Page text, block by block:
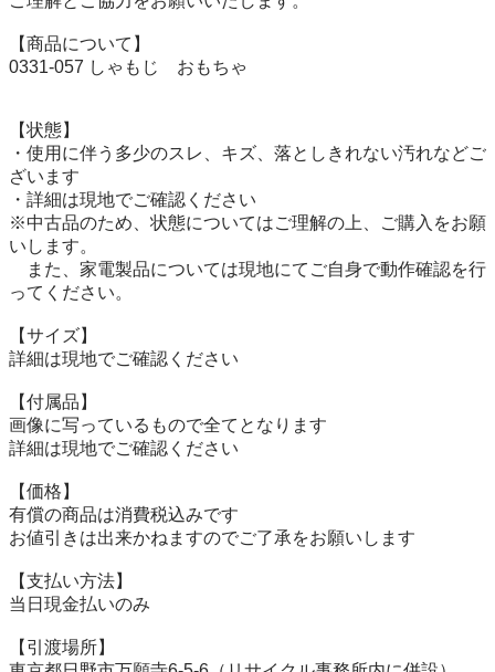
【商品について】
0331-057 しゃもじ　おもちゃ
【状態】
・使用に伴う多少のスレ、キズ、落としきれない汚れなどご
ざいます
・詳細は現地でご確認ください
※中古品のため、状態についてはご理解の上、ご購入をお願
いします。
また、家電製品については現地にてご自身で動作確認を行
ってください。
【サイズ】
詳細は現地でご確認ください
【付属品】
画像に写っているもので全てとなります
詳細は現地でご確認ください
【価格】
有償の商品は消費税込みです
お値引きは出来かねますのでご了承をお願いします
【⽀払い⽅法】
当⽇現⾦払いのみ
【引渡場所】